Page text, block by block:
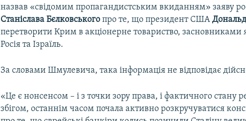
назвав «свідомим пропагандистським вкиданням» заяву
Станіслава Бєлковського про те, що президент США
перетворити Крим в акціонерне товариство, засновниками
Росія та Ізраїль.
За словами Шмулевича, така інформація не відповідає
«Це є нонсенсом – і з точки зору права, і фактичного стану
збігом, останнім часом почала активно розкручуватися